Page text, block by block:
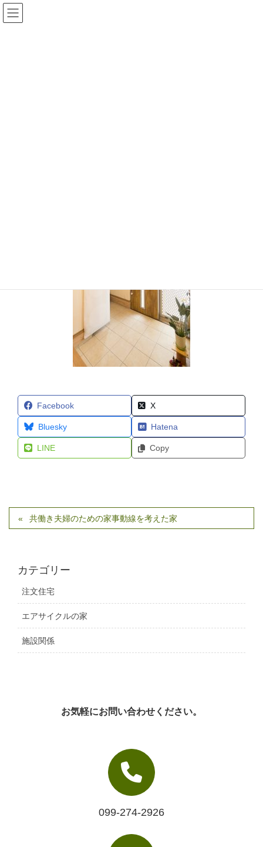
Facebook X
Bluesky Hatena
LINE Copy
共働き夫婦のための家事動線を考えた家
カテゴリー
注文住宅
エアサイクルの家
施設関係
お気軽にお問い合わせください。
099-274-2926